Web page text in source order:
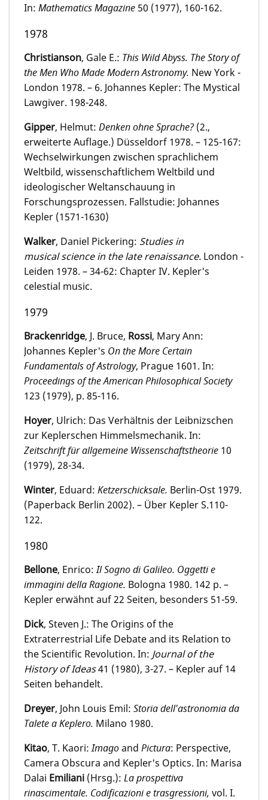
In: Mathematics Magazine 50 (1977), 160-162.
1978
Christianson, Gale E.: This Wild Abyss. The Story of
the Men Who Made Modern Astronomy. New York -
London 1978. – 6. Johannes Kepler: The Mystical
Lawgiver. 198-248.
Gipper, Helmut: Denken ohne Sprache?(2.,
erweiterte Auflage.) Düsseldorf 1978. – 125-167:
Wechselwirkungen zwischen sprachlichem
Weltbild, wissenschaftlichem Weltbild und
ideologischer Weltanschauung in
Forschungsprozessen. Fallstudie: Johannes
Kepler (1571-1630)
Walker, Daniel Pickering: Studies in
musical science in the late renaissance. London -
Leiden 1978. – 34-62: Chapter IV. Kepler's
celestial music.
1979
Brackenridge, J. Bruce, Rossi, Mary Ann:
Johannes Kepler's On the More Certain
Fundamentals of Astrology, Prague 1601. In:
Proceedings of the American Philosophical Society
123 (1979), p. 85-116.
Hoyer, Ulrich: Das Verhältnis der Leibnizschen
zur Keplerschen Himmelsmechanik. In:
Zeitschrift für allgemeine Wissenschaftstheorie 10
(1979), 28-34.
Winter, Eduard: Ketzerschicksale. Berlin-Ost 1979.
(Paperback Berlin 2002). – Über Kepler S.110-
122.
1980
Bellone, Enrico:Il Sogno di Galileo. Oggetti e
immagini della Ragione. Bologna 1980. 142 p. –
Kepler erwähnt auf 22 Seiten, besonders 51-59.
Dick, Steven J.: The Origins of the
Extraterrestrial Life Debate and its Relation to
the Scientific Revolution. In: Journal of the
History of Ideas41 (1980), 3-27. – Kepler auf 14
Seiten behandelt.
Dreyer, John Louis Emil: Storia dell'astronomia da
Talete a Keplero. Milano 1980.
Kitao, T. Kaori:Imagoand Pictura: Perspective,
Camera Obscura and Kepler's Optics. In: Marisa
Dalai Emiliani (Hrsg.): La prospettiva
rinascimentale. Codificazioni e trasgressioni, vol. I.